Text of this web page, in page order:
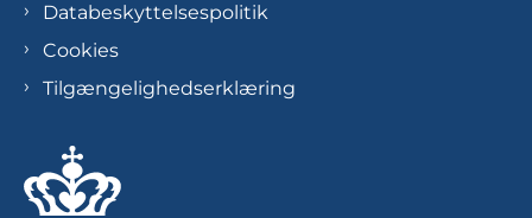
Databeskyttelsespolitik
Cookies
Tilgængelighedserklæring